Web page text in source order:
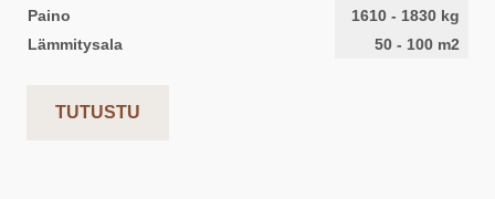
Paino
1610 - 1830 kg
Lämmitysala
50 - 100 m2
TUTUSTU